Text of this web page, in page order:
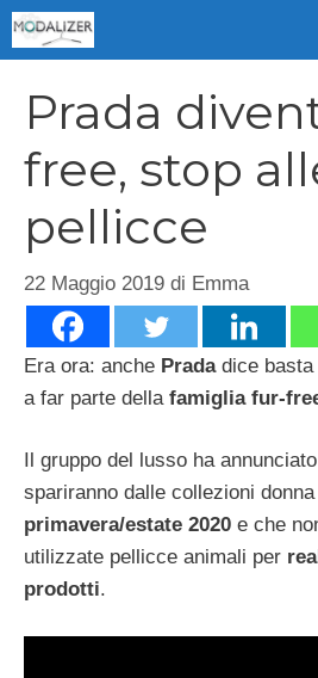
Vai
al
Prada
free, stop
pellicce
22 Maggio 2019 di Emma
Era ora: anche Pradadice basta
a far parte della famiglia fur-
Il gruppo del lusso ha
spariranno dalle collezioni
primavera/estate 2020 e che
utilizzate pellicce animali per
prodotti.